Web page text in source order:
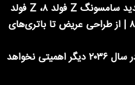
معرفی سه مدل جدید سامسونگ Z فولد ۸، Z فولد
۸ اولترا و Z فلیپ ۸ | از طراحی عریض تا باتری‌های
ایلان ماسک: پول در سال ۲۰۳۶ دیگر اهمیتی نخواهد